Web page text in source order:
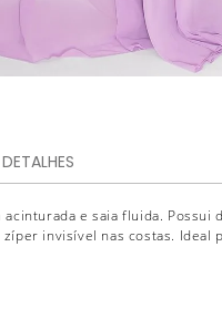
DETALHES
e saia fluida. Possui
invisível nas costas. Ideal